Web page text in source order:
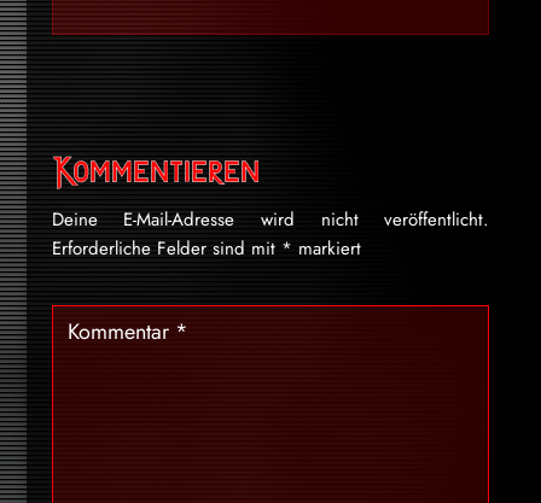
Kommentieren
Deine E-Mail-Adresse wird nicht veröffentlicht.
Erforderliche Felder sind mit * markiert